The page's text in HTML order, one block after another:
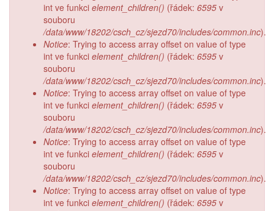
int ve funkci element_children() (řádek: 6595 v
souboru
/data/www/18202/csch_cz/sjezd70/includes/common.inc).
Notice: Trying to access array offset on value of type
int ve funkci element_children() (řádek: 6595 v
souboru
/data/www/18202/csch_cz/sjezd70/includes/common.inc).
Notice: Trying to access array offset on value of type
int ve funkci element_children() (řádek: 6595 v
souboru
/data/www/18202/csch_cz/sjezd70/includes/common.inc).
Notice: Trying to access array offset on value of type
int ve funkci element_children() (řádek: 6595 v
souboru
/data/www/18202/csch_cz/sjezd70/includes/common.inc).
Notice: Trying to access array offset on value of type
int ve funkci element_children() (řádek: 6595 v